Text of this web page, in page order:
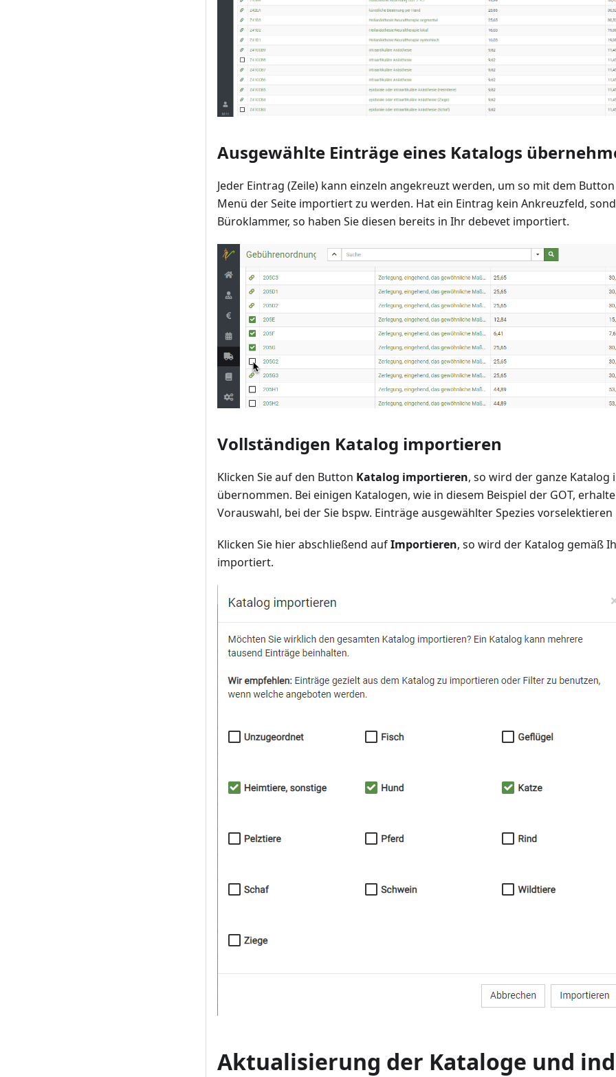
Ausgewählte Einträge eines Katalogs
Jeder Eintrag (Zeile) kann einzeln angekreuzt werden, um so mit dem
Menü der Seite importiert zu werden. Hat ein Eintrag kein Ankreuzfeld,
Büroklammer, so haben Sie diesen bereits in Ihr debevet importiert.
Vollständigen Katalog importieren
Klicken Sie auf den Button Katalog importieren, so wird der ganze Katalog
übernommen. Bei einigen Katalogen, wie in diesem Beispiel der GOT,
Vorauswahl, bei der Sie bspw. Einträge ausgewählter Spezies
Klicken Sie hier abschließend aufImportieren, so wird der Katalog gemäß
importiert.
Aktualisierung der Kataloge und